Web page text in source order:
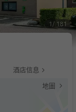
1 181
酒店信息
地圖